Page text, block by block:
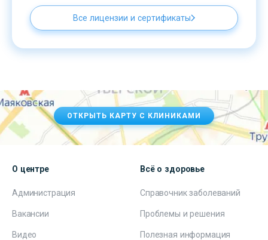
Все лицензии и сертификаты
ОТКРЫТЬ КАРТУ С КЛИНИКАМИ
О центре
Администрация
Вакансии
Видео
Всё о здоровье
Справочник заболеваний
Проблемы и решения
Полезная информация